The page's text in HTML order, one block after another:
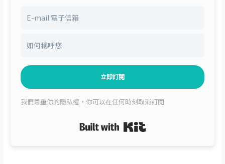
立即訂閱
我們尊重你的隱私權，你可以在任何時刻取消訂閱